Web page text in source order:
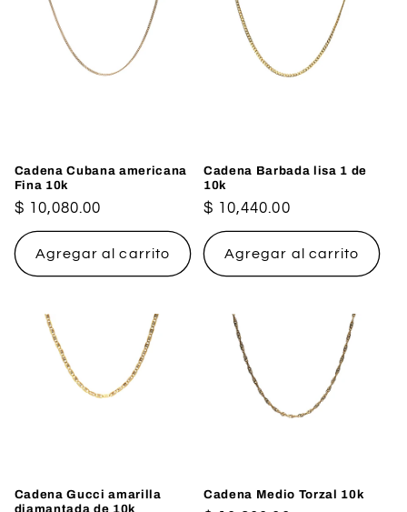
Cadena Cubana americana
Fina 10k
Precio
habitual
$ 10,080.00
Agregar al carrito
Cadena Barbada lisa 1 de
10k
Precio
habitual
$ 10,440.00
Agregar al carrito
Cadena Gucci amarilla
diamantada de 10k
Cadena Medio Torzal 10k